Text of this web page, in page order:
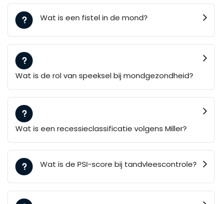
Wat is een fistel in de mond?
Wat is de rol van speeksel bij mondgezondheid?
Wat is een recessieclassificatie volgens Miller?
Wat is de PSI-score bij tandvleescontrole?